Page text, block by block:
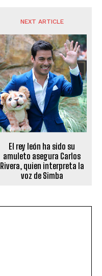
NEXT ARTICLE
El rey león ha sido su
amuleto asegura Carlos
Rivera, quien interpreta la
voz de Simba